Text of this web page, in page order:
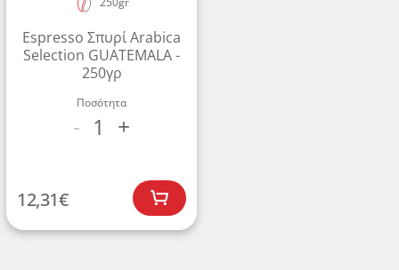
Espresso Σπυρί Arabica
Selection GUATEMALA -
250γρ
Ποσότητα
- 1 +
12,31€